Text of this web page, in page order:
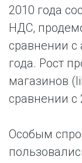
2010 года
НДС,
сравнении
года. Рост
магазинов
сравнении с
Особым